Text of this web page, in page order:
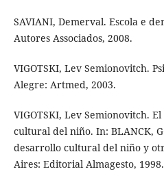
SAVIANI, Demerval. Escola e
Autores Associados, 2008.
VIGOTSKI, Lev Semionovitch.
Alegre: Artmed, 2003.
VIGOTSKI, Lev Semionovitch.
cultural del niño. In: BLANCK,
desarrollo cultural del niño y
Aires: Editorial Almagesto,